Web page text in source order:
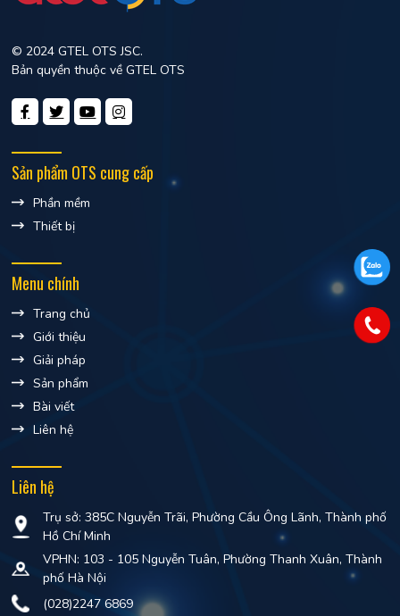
© 2024 GTEL OTS JSC.
Bản quyền thuộc về GTEL OTS
Sản phẩm OTS cung cấp
Phần mềm
Thiết bị
Menu chính
Trang chủ
Giới thiệu
Giải pháp
Sản phẩm
Bài viết
Liên hệ
Liên hệ
Trụ sở: 385C Nguyễn Trãi, Phường Cầu Ông Lãnh, Thành phố
Hồ Chí Minh
VPHN: 103 - 105 Nguyễn Tuân, Phường Thanh Xuân, Thành
phố Hà Nội
(028)2247 6869